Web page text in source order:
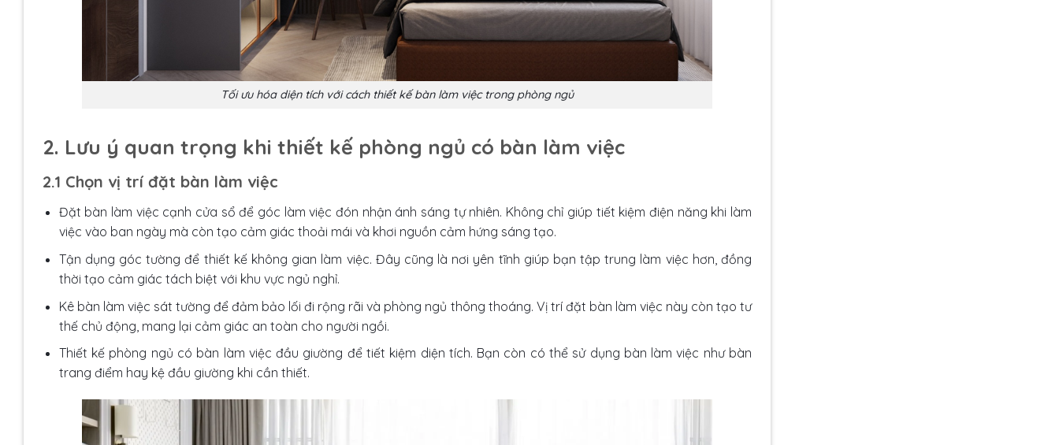
Tối ưu hóa diện tích với cách thiết kế bàn làm việc trong phòng ngủ
2. Lưu ý quan trọng khi thiết kế phòng ngủ có bàn làm việc
2.1 Chọn vị trí đặt bàn làm việc
Đặt bàn làm việc cạnh cửa sổ để góc làm việc đón nhận ánh sáng tự nhiên. Không chỉ giúp tiết kiệm điện năng khi làm
việc vào ban ngày mà còn tạo cảm giác thoải mái và khơi nguồn cảm hứng sáng tạo.
Tận dụng góc tường để thiết kế không gian làm việc. Đây cũng là nơi yên tĩnh giúp bạn tập trung làm việc hơn, đồng
thời tạo cảm giác tách biệt với khu vực ngủ nghỉ.
Kê bàn làm việc sát tường để đảm bảo lối đi rộng rãi và phòng ngủ thông thoáng. Vị trí đặt bàn làm việc này còn tạo tư
thế chủ động, mang lại cảm giác an toàn cho người ngồi.
Thiết kế phòng ngủ có bàn làm việc đầu giường để tiết kiệm diện tích. Bạn còn có thể sử dụng bàn làm việc như bàn
trang điểm hay kệ đầu giường khi cần thiết.